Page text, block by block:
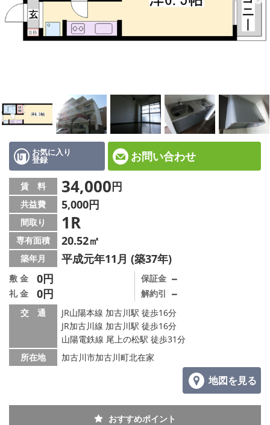
都市ガス&オール電化の部屋を探す
ネット無料の部屋を探す
☆インターネット無料物件☆
☆敷金·礼金0円物件☆
路線·駅から探す
地域から探す
地図から探す
スタッフ紹介
スタッフ募集中
店舗情報·アクセス
メールでお問い合わせ
お気に入り
登録 お問い合わせ
賃 料 34,000円
共益費 5,000円
間取り 1R
専有面積 20.52㎡
築年月 平成元年11月 (築37年)
敷 金 0円
礼 金 0円
保証金 －
解約引 －
交 通
JR山陽本線 加古川駅 徒歩16分
JR加古川線 加古川駅 徒歩16分
山陽電鉄線 尾上の松駅 徒歩31分
所在地
加古川市加古川町北在家
地図を見る
おすすめポイント